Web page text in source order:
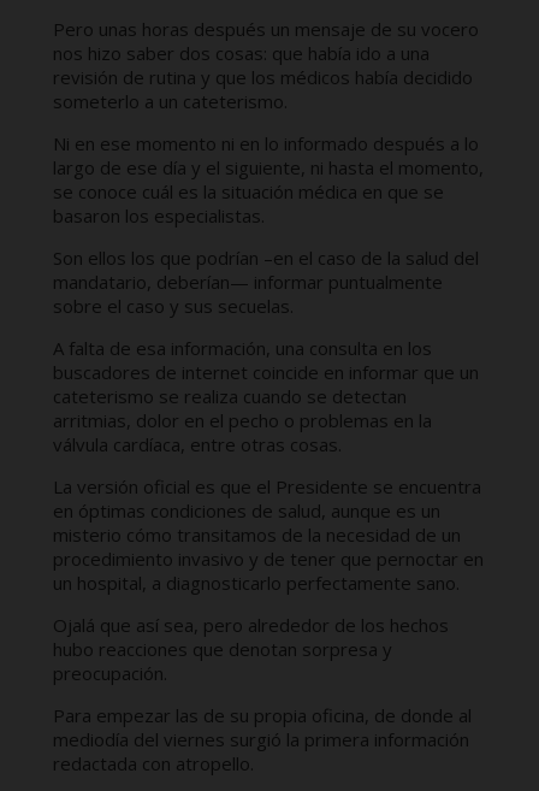
Pero unas horas después un mensaje de su vocero
nos hizo saber dos cosas: que había ido a una
revisión de rutina y que los médicos había decidido
someterlo a un cateterismo.
Ni en ese momento ni en lo informado después a lo
largo de ese día y el siguiente, ni hasta el momento,
se conoce cuál es la situación médica en que se
basaron los especialistas.
Son ellos los que podrían –en el caso de la salud del
mandatario, deberían— informar puntualmente
sobre el caso y sus secuelas.
A falta de esa información, una consulta en los
buscadores de internet coincide en informar que un
cateterismo se realiza cuando se detectan
arritmias, dolor en el pecho o problemas en la
válvula cardíaca, entre otras cosas.
La versión oficial es que el Presidente se encuentra
en óptimas condiciones de salud, aunque es un
misterio cómo transitamos de la necesidad de un
procedimiento invasivo y de tener que pernoctar en
un hospital, a diagnosticarlo perfectamente sano.
Ojalá que así sea, pero alrededor de los hechos
hubo reacciones que denotan sorpresa y
preocupación.
Para empezar las de su propia oficina, de donde al
mediodía del viernes surgió la primera información
redactada con atropello.